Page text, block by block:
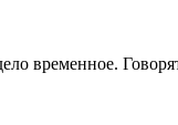
временное.